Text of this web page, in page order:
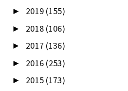
► 2019 (155)
► 2018 (106)
► 2017 (136)
► 2016 (253)
► 2015 (173)